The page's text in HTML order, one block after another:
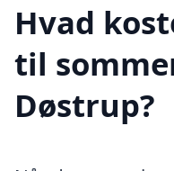
Hvad
til
Døstrup?